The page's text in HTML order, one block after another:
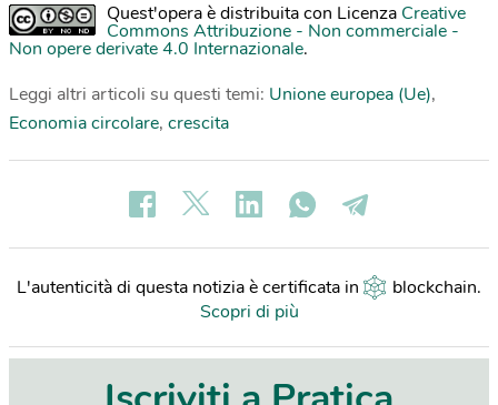
Quest'opera è distribuita con Licenza Creative
Commons Attribuzione - Non commerciale -
Non opere derivate 4.0 Internazionale.
Leggi altri articoli su questi temi: Unione europea (Ue),
Economia circolare, crescita
L'autenticità di questa notizia è certificata in blockchain.
Scopri di più